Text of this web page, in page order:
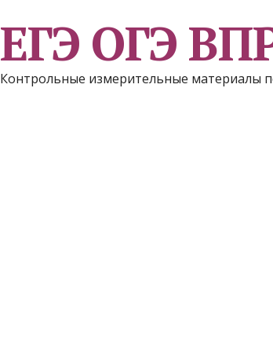
ЕГЭ ОГЭ
Контрольные измерительные материалы